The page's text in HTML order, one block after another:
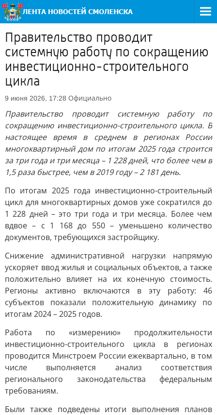
Правительство проводит
системную работу по сокращению
инвестиционно-строительного
цикла
9 июня 2026, 17:28 Официально
Правительство проводит системную работу по
сокращению инвестиционно-строительного цикла. В
настоящее время в среднем в регионах России
многоквартирный дом по итогам 2025 года строится
за три года и три месяца – 1 228 дней, что более чем в
1,5 раза быстрее, чем в 2019 году – 2 181 день.
По итогам 2025 года инвестиционно-строительный
цикл для многоквартирных домов уже сократился до
1 228 дней – это три года и три месяца. Более чем
вдвое – с 1 168 до 550 – уменьшено количество
документов, требующихся застройщику.
Снижение административной нагрузки напрямую
ускоряет ввод жилья и социальных объектов, а также
положительно влияет на их конечную стоимость.
Регионы активно включаются в эту работу: 46
субъектов показали положительную динамику по
итогам 2024 – 2025 годов.
Работа по «измерению» продолжительности
инвестиционно-строительного цикла в регионах
проводится Минстроем России ежеквартально, в том
числе выполняется анализ соответствия
регионального законодательства федеральным
требованиям.
Были также подведены итоги выполнения планов